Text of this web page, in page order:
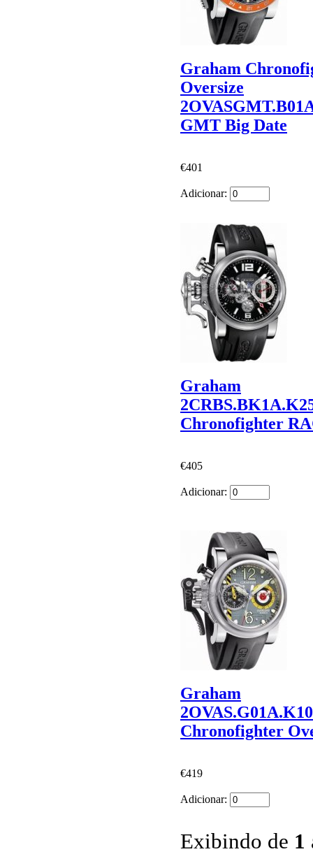
Graham
Oversize
GMT Big Date
€401
Adicionar:
Graham
Chronofighter
€405
Adicionar:
Graham
Chronofighter
€419
Adicionar:
Exibindo de 1